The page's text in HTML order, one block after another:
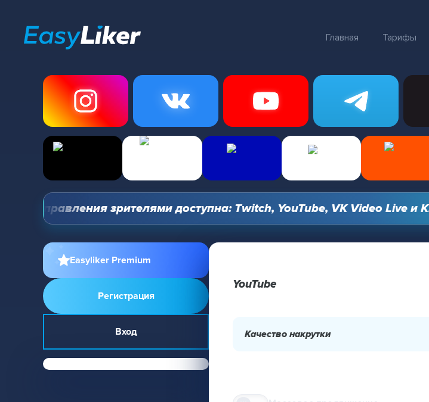
Главная Тарифы
управления зрителями доступна: Twitch, YouTube, VK Video Live и Kick
Easyliker Premium
Регистрация
Вход
YouTube
Качество накрутки